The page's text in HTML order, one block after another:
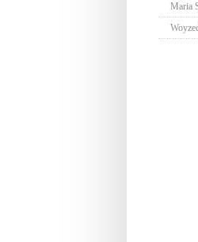
Maria